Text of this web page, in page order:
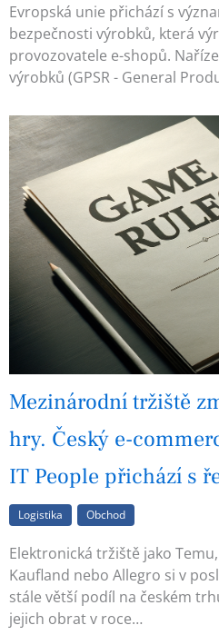
Evropská unie přichází s
bezpečnosti výrobků, která
provozovatele e-shopů.
výrobků (GPSR - General
Mezinárodní tržiště
hry. Český e-
IT People přichází s
Logistika Obchod
Elektronická tržiště jako
Kaufland nebo Allegro si v
stále větší podíl na českém
jejich obrat v roce…